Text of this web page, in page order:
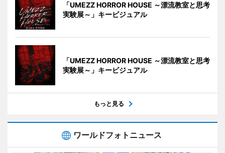
「UMEZZ HORROR HOUSE ～漂流教室と思考
実験展～」キービジュアル
「UMEZZ HORROR HOUSE ～漂流教室と思考
実験展～」キービジュアル
もっと見る
ワールドフォトニュース